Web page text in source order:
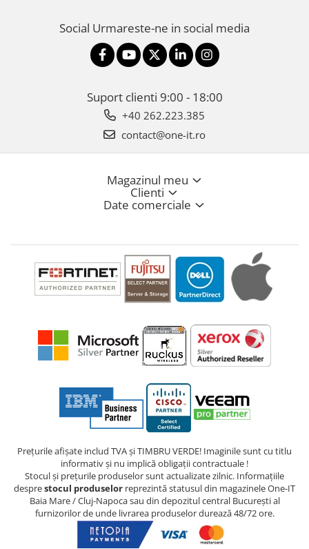
Social Urmareste-ne in social media
Suport clienti 9:00 - 18:00
+40 262.223.385
contact@one-it.ro
Magazinul meu
Clienti
Date comerciale
Prețurile afișate includ TVA și TIMBRU VERDE! Imaginile sunt cu titlu
informativ și nu implică obligații contractuale !
Stocul și prețurile produselor sunt actualizate zilnic. Informațiile
desprestocul produselor reprezintă statusul din magazinele One-IT
Baia Mare / Cluj-Napoca sau din depozitul central București al
furnizorilor de unde livrarea produselor durează 48/72 ore.